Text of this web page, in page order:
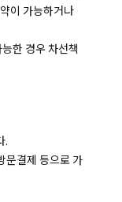
이 가능하거나
한 경우 차선책
.
문결제 등으로 가